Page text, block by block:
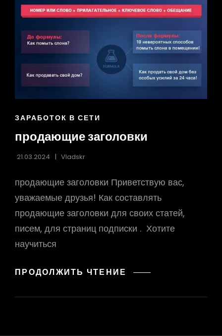
ССЫЛКИ
ЗАРАБОТОК В СЕТИ
продающие заголовки
21.03.2024 Vladskr
продающие заголовки Приветствую вас,
уважаемые друзья! Как составлять
продающие заголовки для своих статей,
писем, для страниц подписки . Хотите
научиться
ПРОДОЛЖИТЬ ЧТЕНИЕ ПРОДАЮЩИЕ